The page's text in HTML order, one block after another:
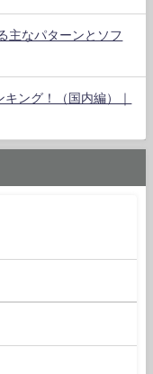
主なパターンとソフ
ング！（国内編）｜